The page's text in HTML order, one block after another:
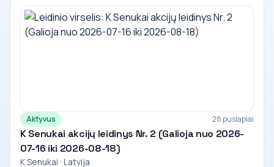
Aktyvus 28 puslapiai
K Senukai akcijų leidinys Nr. 2 (Galioja nuo 2026-
07-16 iki 2026-08-18)
K Senukai · Latvija